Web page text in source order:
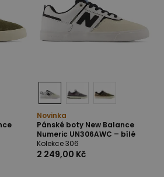
Novinka
Pánské boty New Balance
Numeric UN306AWC – bílé
Kolekce 306
2 249,00 Kč